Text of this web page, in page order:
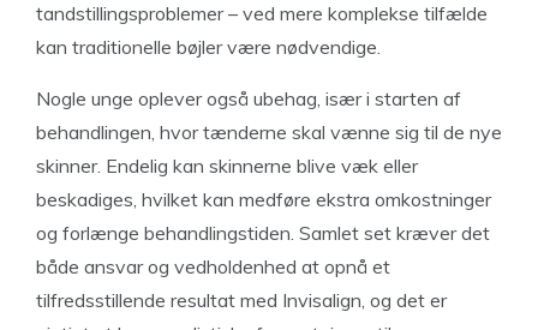
tandstillingsproblemer – ved mere komplekse tilfælde
kan traditionelle bøjler være nødvendige.
Nogle unge oplever også ubehag, især i starten af
behandlingen, hvor tænderne skal vænne sig til de nye
skinner. Endelig kan skinnerne blive væk eller
beskadiges, hvilket kan medføre ekstra omkostninger
og forlænge behandlingstiden. Samlet set kræver det
både ansvar og vedholdenhed at opnå et
tilfredsstillende resultat med Invisalign, og det er